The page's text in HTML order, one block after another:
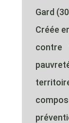
Gard
Créée
contre